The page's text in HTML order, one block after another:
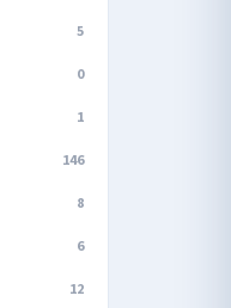
5
0
1
146
8
6
12